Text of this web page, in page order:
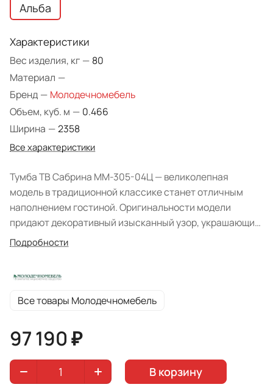
Альба
Характеристики
Вес изделия, кг — 80
Материал —
Бренд — Молодечномебель
Объем, куб. м — 0.466
Ширина —2358
Все характеристики
Тумба ТВ Сабрина ММ-305-04Ц — великолепная
модель в традиционной классике станет отличным
наполнением гостиной. Оригинальности модели
придают декоративный изысканный узор, украшающий
фасады, изящная фурнитура. Изделие предназначено
Подробности
Все товары Молодечномебель
97 190 ₽
В корзину